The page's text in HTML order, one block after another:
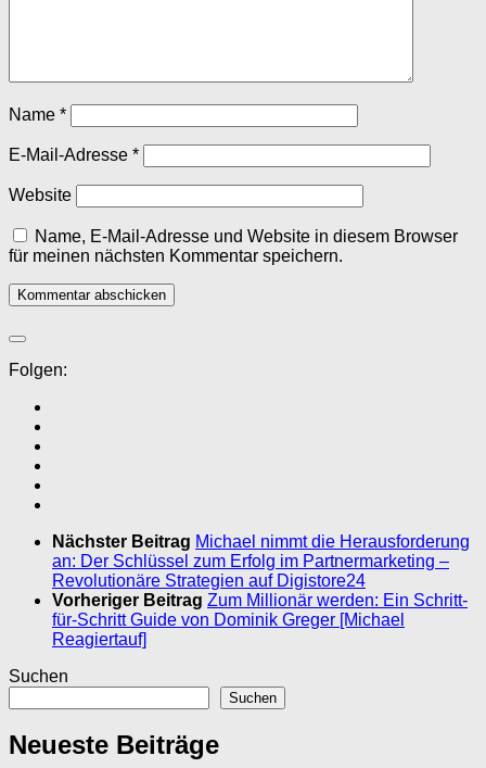
Name *
E-Mail-Adresse *
Website
Name, E-Mail-Adresse und Website in diesem Browser
für meinen nächsten Kommentar speichern.
Folgen:
Nächster Beitrag Michael nimmt die Herausforderung
an: Der Schlüssel zum Erfolg im Partnermarketing –
Revolutionäre Strategien auf Digistore24
Vorheriger Beitrag Zum Millionär werden: Ein Schritt-
für-Schritt Guide von Dominik Greger [Michael
Reagiertauf]
Suchen
Suchen
Neueste Beiträge